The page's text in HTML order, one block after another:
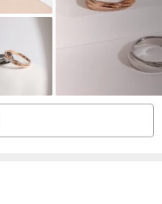
是往所谓的人性更进了一
为猎户的老友，
尺寸稍大较罕见的
尾端部份结合